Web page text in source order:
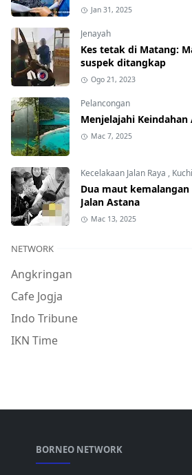
Jan 31, 2025
Jenayah
Kes tetak di Matang:
suspek ditangkap
Ogo 21, 2023
Pelancongan
Menjelajahi Keindahan
Mac 7, 2025
Kecelakaan Jalan Raya ,
Dua maut
Jalan Astana
Mac 13, 2025
NETWORK
Angkringan
Cafe Jogja
Indo Tribune
IKN Time
BORNEO NETWORK